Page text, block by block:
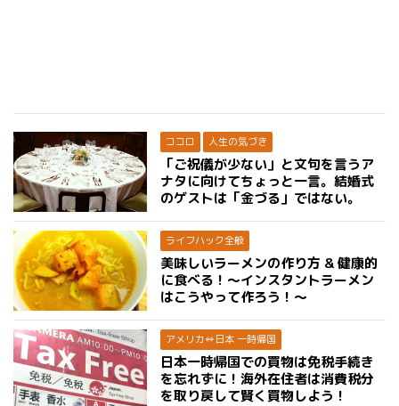
ココロ 人生の気づき
「ご祝儀が少ない」と文句を言うア
ナタに向けてちょっと一言。結婚式
のゲストは「金づる」ではない。
ライフハック全般
美味しいラーメンの作り方 & 健康的
に食べる！〜インスタントラーメン
はこうやって作ろう！〜
アメリカ⇔日本 一時帰国
日本一時帰国での買物は免税手続き
を忘れずに！海外在住者は消費税分
を取り戻して賢く買物しよう！